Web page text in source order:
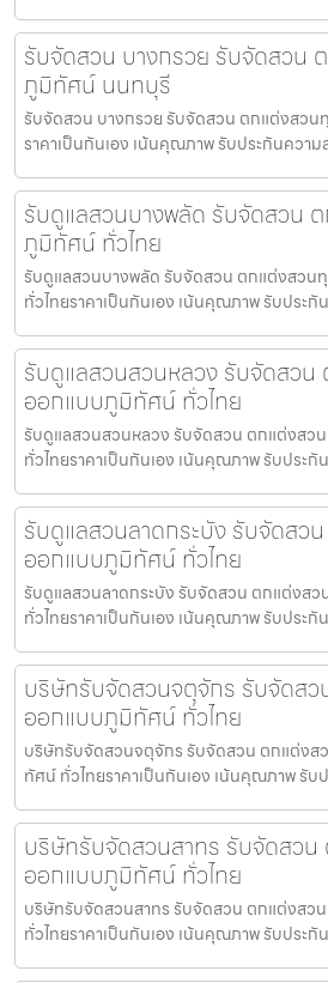
รับจัดสวน บางกรวย รับจัดสวน
ภูมิทัศน์ นนทบุรี
รับจัดสวน บางกรวย รับจัดสวน ตกแต่งสว
ราคาเป็นกันเอง เน้นคุณภาพ รับประกันควา
รับดูแลสวนบางพลัด รับจัดสวน
ภูมิทัศน์ ทั่วไทย
รับดูแลสวนบางพลัด รับจัดสวน ตกแต่งสว
ทั่วไทยราคาเป็นกันเอง เน้นคุณภาพ รับประ
รับดูแลสวนสวนหลวง รับจัดสวน
ออกแบบภูมิทัศน์ ทั่วไทย
รับดูแลสวนสวนหลวง รับจัดสวน ตกแต่งส
ทั่วไทยราคาเป็นกันเอง เน้นคุณภาพ รับประ
รับดูแลสวนลาดกระบัง รับจัดสว
ออกแบบภูมิทัศน์ ทั่วไทย
รับดูแลสวนลาดกระบัง รับจัดสวน ตกแต่งส
ทั่วไทยราคาเป็นกันเอง เน้นคุณภาพ รับประ
บริษัทรับจัดสวนจตุจักร รับจัดส
ออกแบบภูมิทัศน์ ทั่วไทย
บริษัทรับจัดสวนจตุจักร รับจัดสวน ตกแต่ง
ทัศน์ ทั่วไทยราคาเป็นกันเอง เน้นคุณภาพ รับ
บริษัทรับจัดสวนสาทร รับจัดสวน
ออกแบบภูมิทัศน์ ทั่วไทย
บริษัทรับจัดสวนสาทร รับจัดสวน ตกแต่งส
ทั่วไทยราคาเป็นกันเอง เน้นคุณภาพ รับประ